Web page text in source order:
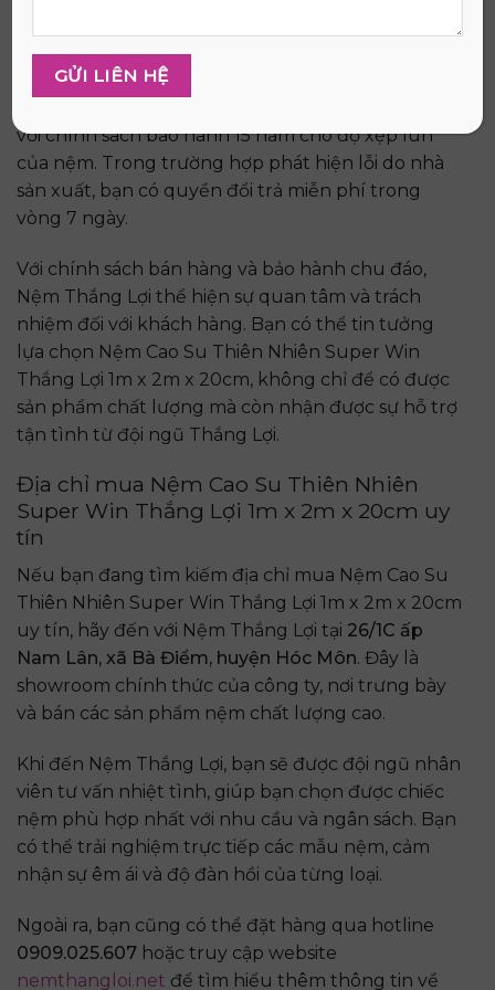
Thắng Lợi cũng cung cấp dịch vụ giao hàng miễn
phí trên toàn quốc, giúp bạn nhận nệm một cách
với chính sách bảo hành 15 năm cho độ xẹp lún
của nệm. Trong trường hợp phát hiện lỗi do nhà
sản xuất, bạn có quyền đổi trả miễn phí trong
vòng 7 ngày.
Với chính sách bán hàng và bảo hành chu đáo,
Nệm Thắng Lợi thể hiện sự quan tâm và trách
nhiệm đối với khách hàng. Bạn có thể tin tưởng
lựa chọn Nệm Cao Su Thiên Nhiên Super Win
Thắng Lợi 1m x 2m x 20cm, không chỉ để có được
sản phẩm chất lượng mà còn nhận được sự hỗ trợ
tận tình từ đội ngũ Thắng Lợi.
Địa chỉ mua Nệm Cao Su Thiên Nhiên
Super Win Thắng Lợi 1m x 2m x 20cm uy
tín
Nếu bạn đang tìm kiếm địa chỉ mua Nệm Cao Su
Thiên Nhiên Super Win Thắng Lợi 1m x 2m x 20cm
uy tín, hãy đến với Nệm Thắng Lợi tại 26/1C ấp
Nam Lân, xã Bà Điểm, huyện Hóc Môn. Đây là
showroom chính thức của công ty, nơi trưng bày
và bán các sản phẩm nệm chất lượng cao.
Khi đến Nệm Thắng Lợi, bạn sẽ được đội ngũ nhân
viên tư vấn nhiệt tình, giúp bạn chọn được chiếc
nệm phù hợp nhất với nhu cầu và ngân sách. Bạn
có thể trải nghiệm trực tiếp các mẫu nệm, cảm
nhận sự êm ái và độ đàn hồi của từng loại.
Ngoài ra, bạn cũng có thể đặt hàng qua hotline
0909.025.607 hoặc truy cập website
nemthangloi.net để tìm hiểu thêm thông tin về